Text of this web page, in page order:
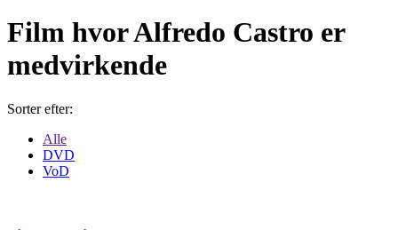
Film hvor Alfredo Castro er
medvirkende
Sorter efter:
Alle
DVD
VoD